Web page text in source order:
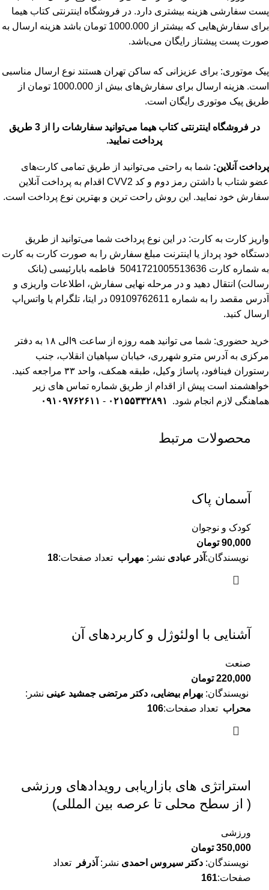
پست سفارشی هزینه بیشتری دارد. در فروشگاه اینترنتی کتاب هیما
برای سفارش‌هایی که بیشتر از 1000.000 تومان باشد هزینه ارسال به
صورت پست پیشتاز رایگان می‌باشد.
پیک موتوری: برای عزیزانی که ساکن تهران هستند نوع ارسال مناسبی
است. هزینه ارسال برای سفارش‌های بیش از 1000.000 تومان از
طریق پیک موتوری رایگان است.
در فروشگاه اینترنتی کتاب هیما می‌توانید سفارشات را از 3 طریق
پرداخت نمایید.
پرداخت آنلاین: شما به راحتی می‌توانید از طریق تمامی کارت‌های
عضو شتاب با داشتن رمز دوم و کد CVV2 اقدام به پرداخت آنلاین
سفارش خود نمایید. این روش راحت ترین و بهترین نوع پرداخت است.
واریز کارت به کارت: در این نوع پرداخت شما می‌توانید از طریق
دستگاه خود پرداز یا اینترنت مبلغ سفارش را به صورت کارت به کارت
به شماره کارت 5041721005513636
فاطمه بابارئیسی (بانک
رسالت) انتقال دهید و در مرحله نهایی سفارش، اطلاعات واریزی و
آدرس مقصد را به شماره 09109762611 در ایتا، تلگرام یا واتس‌اپ
ارسال کنید.
خرید حضوری: شما می توانید همه روزه از ساعت ۹الی ۱۸ به دفتر
مرکزی به آدرس مترو شهرری، خیابان سپاهیان انقلاب، جنب
رستوران فینافود، پاساژ وکیل، طبقه همکف، واحد ۳۳
مراجعه کنید.
خواهشمند است پیش از اقدام از طریق شماره تماس های زیر
هماهنگی لازم انجام شود.
۰۲۱۵۵۳۳۲۸۹۱ - ۰۹۱۰۹۷۶۲۶۱۱
محصولات مرتبط
آسمان پاک
کودک و نوجوان
90,000 تومان
نویسندگان: آذر عبادی نشر: مهراب تعداد صفحات:18
آشنایی با اولئوژل و کاربردهای آن
صنعت
220,000 تومان
نویسندگان: بهرام بیضایی، دکتر مرتضی جمشید عینی نشر:
محراب تعداد صفحات:106
استراتژی های بازاریابی رویدادهای ورزشی
( از سطح محلی تا عرصه بین المللی)
ورزشی
350,000 تومان
نویسندگان: دکتر سیروس احمدی نشر: آذرفر
تعداد
صفحات:161